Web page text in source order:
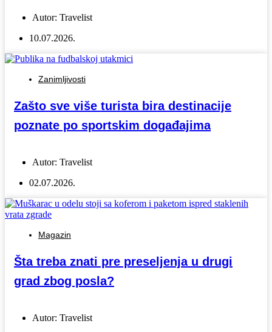
Autor: Travelist
10.07.2026.
Zanimljivosti
Zašto sve više turista bira destinacije
poznate po sportskim događajima
Autor: Travelist
02.07.2026.
Magazin
Šta treba znati pre preseljenja u drugi
grad zbog posla?
Autor: Travelist